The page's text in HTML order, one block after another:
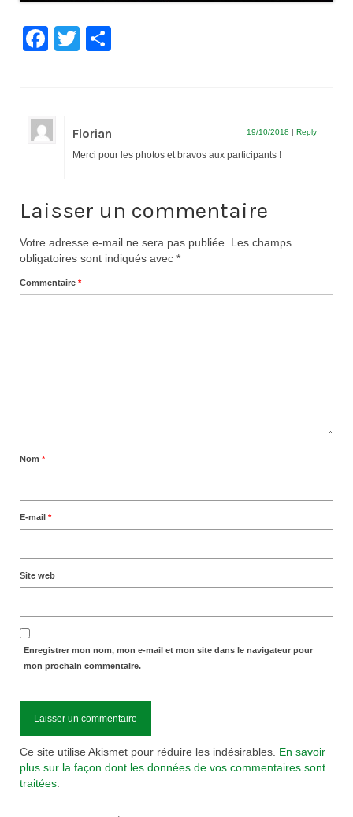
Facebook
Twitter
Florian 19/10/2018 Reply
Merci pour les photos et bravos aux participants !
Laisser un commentaire
Votre adresse e-mail ne sera pas publiée. Les champs
obligatoires sont indiqués avec *
Commentaire *
Nom *
E-mail *
Site web
Enregistrer mon nom, mon e-mail et mon site dans le navigateur pour
mon prochain commentaire.
Ce site utilise Akismet pour réduire les indésirables. En savoir
plus sur la façon dont les données de vos commentaires sont
traitées.